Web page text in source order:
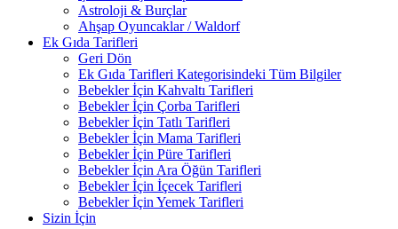
Astroloji & Burçlar
Ahşap Oyuncaklar / Waldorf
Ek Gıda Tarifleri
Geri Dön
Ek Gıda Tarifleri Kategorisindeki Tüm Bilgiler
Bebekler İçin Kahvaltı Tarifleri
Bebekler İçin Çorba Tarifleri
Bebekler İçin Tatlı Tarifleri
Bebekler İçin Mama Tarifleri
Bebekler İçin Püre Tarifleri
Bebekler İçin Ara Öğün Tarifleri
Bebekler İçin İçecek Tarifleri
Bebekler İçin Yemek Tarifleri
Sizin İçin